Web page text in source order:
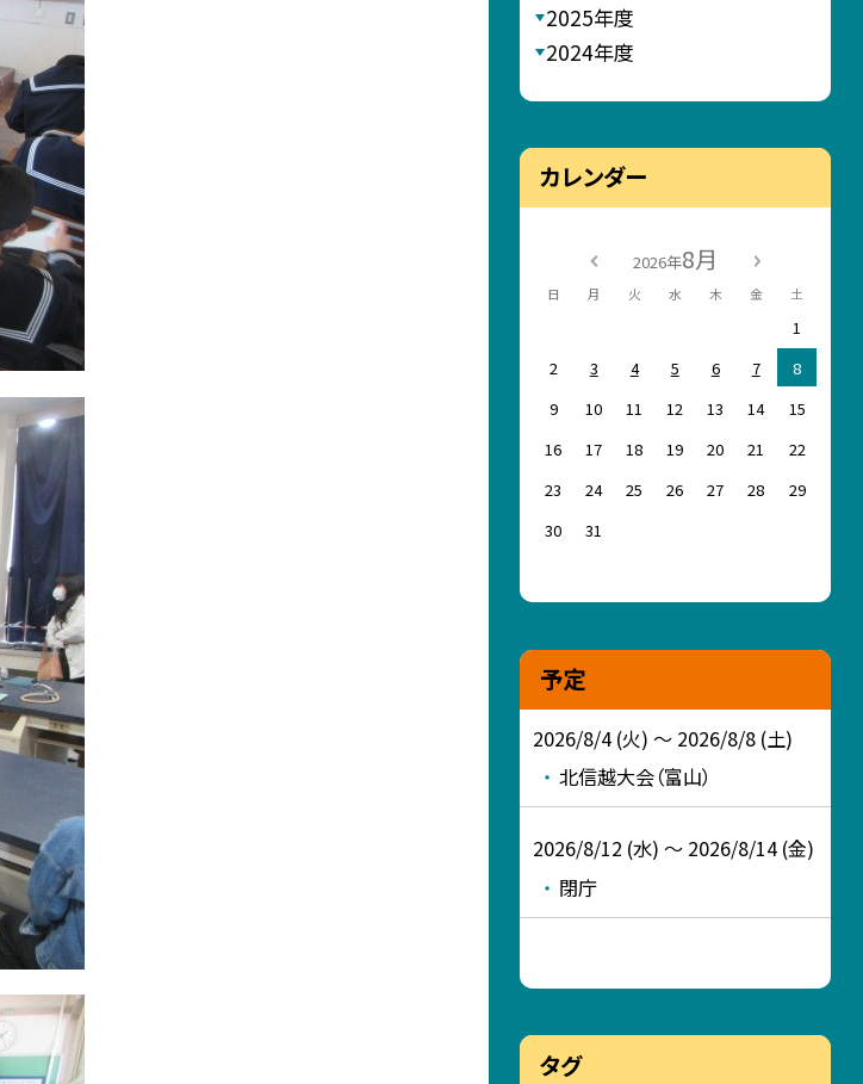
2025年度
2024年度
カレンダー
2026年8月
日 月 火 水 木 金 土
1
2
3 4 5 6 7
8
9
10 11 12 13 14
15
16
17 18 19 20 21
22
23
24 25 26 27 28
29
30
31
予定
2026/8/4 (火) ～ 2026/8/8 (土)
北信越大会（富山）
2026/8/12 (水) ～ 2026/8/14 (金)
閉庁
タグ